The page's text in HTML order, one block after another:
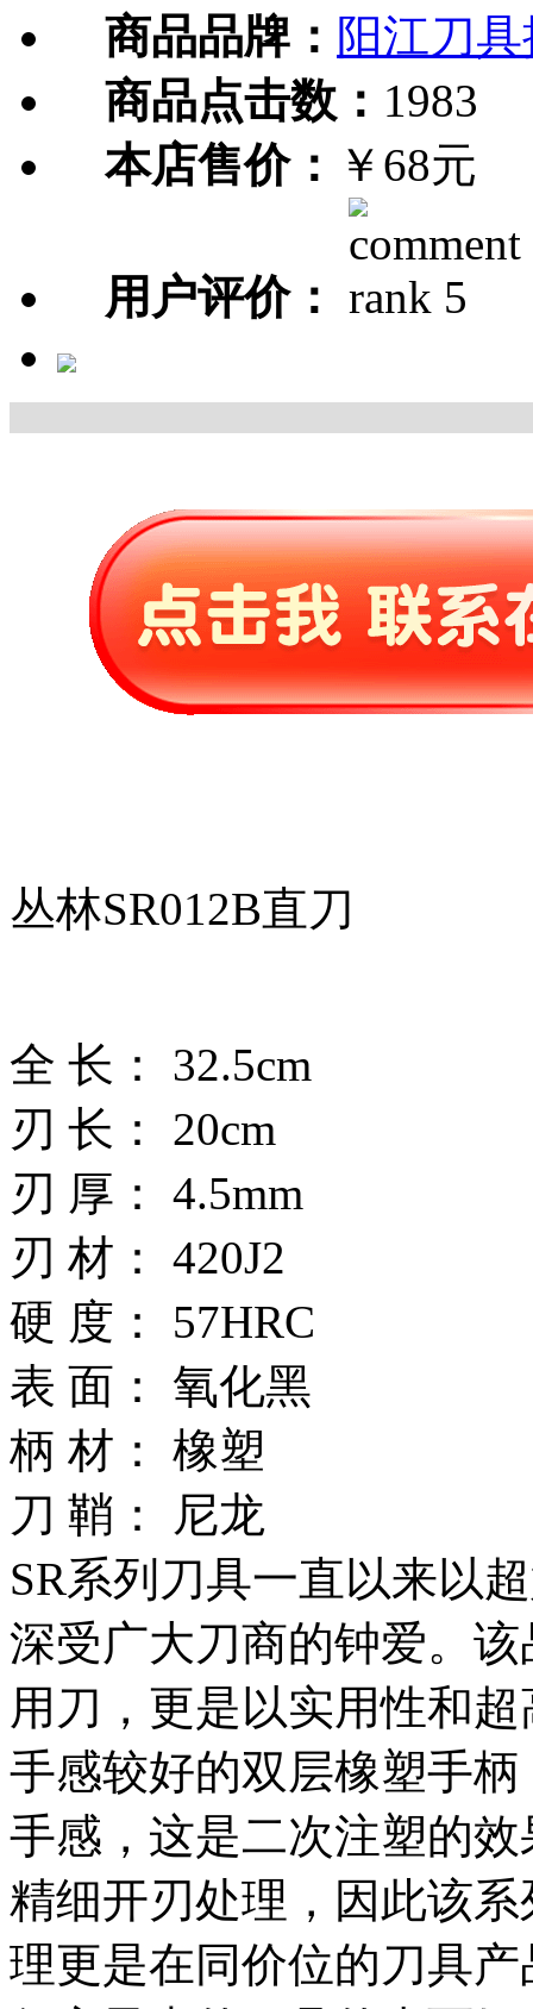
商品品牌： 阳江刀
商品点击数： 1983
本店售价： ￥68元
用户评价：
丛林SR012B直刀
全 长： 32.5cm
刃 长： 20cm
刃 厚： 4.5mm
刃 材： 420J2
硬 度： 57HRC
表 面： 氧化黑
柄 材： 橡塑
刀 鞘： 尼龙
SR系列刀具一直以来以
深受广大刀商的钟爱。
用刀，更是以实用性和
手感较好的双层橡塑手
手感，这是二次注塑的
精细开刃处理，因此该
理更是在同价位的刀具